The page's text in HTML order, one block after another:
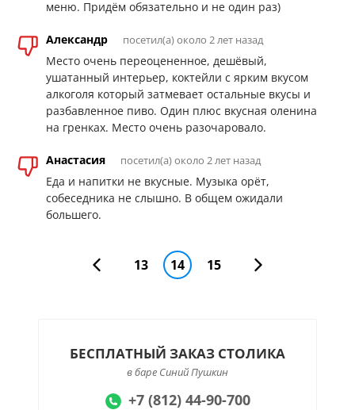
меню. Придём обязательно и не один раз)
Александр посетил(а) около 2 лет назад
Место очень переоцененное, дешёвый,
ушатанный интерьер, коктейли с ярким вкусом
алкоголя который затмевает остальные вкусы и
разбавленное пиво. Один плюс вкусная оленина
на гренках. Место очень разочаровало.
Анастасия посетил(а) около 2 лет назад
Еда и напитки не вкусные. Музыка орёт,
собеседника не слышно. В общем ожидали
большего.
13 14 15
БЕСПЛАТНЫЙ ЗАКАЗ СТОЛИКА
в баре Синий Пушкин
+7 (812) 44-90-700